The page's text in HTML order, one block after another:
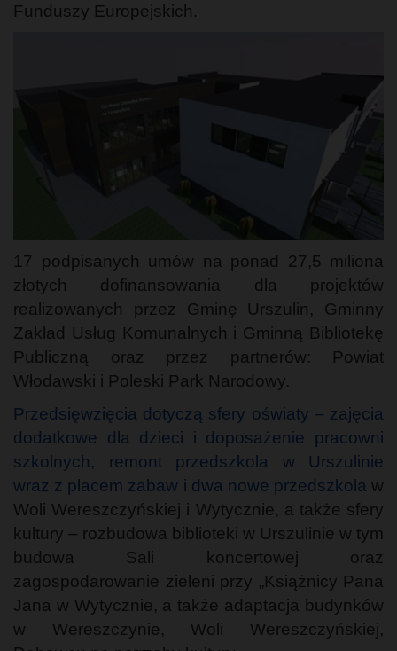
Funduszy Europejskich.
17 podpisanych umów na ponad 27,5 miliona
złotych dofinansowania dla projektów
realizowanych przez Gminę Urszulin, Gminny
Zakład Usług Komunalnych i Gminną Bibliotekę
Publiczną oraz przez partnerów: Powiat
Włodawski i Poleski Park Narodowy.
Przedsięwzięcia dotyczą sfery oświaty – zajęcia
dodatkowe dla dzieci i doposażenie pracowni
szkolnych, remont przedszkola w Urszulinie
wraz z placem zabaw i dwa nowe przedszkola w
Woli Wereszczyńskiej i Wytycznie, a także sfery
kultury – rozbudowa biblioteki w Urszulinie w tym
budowa Sali koncertowej oraz
zagospodarowanie zieleni przy „Książnicy Pana
Jana w Wytycznie, a także adaptacja budynków
w Wereszczynie, Woli Wereszczyńskiej,